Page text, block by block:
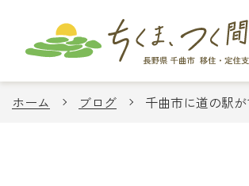
ホーム ブログ 千曲市に道の駅